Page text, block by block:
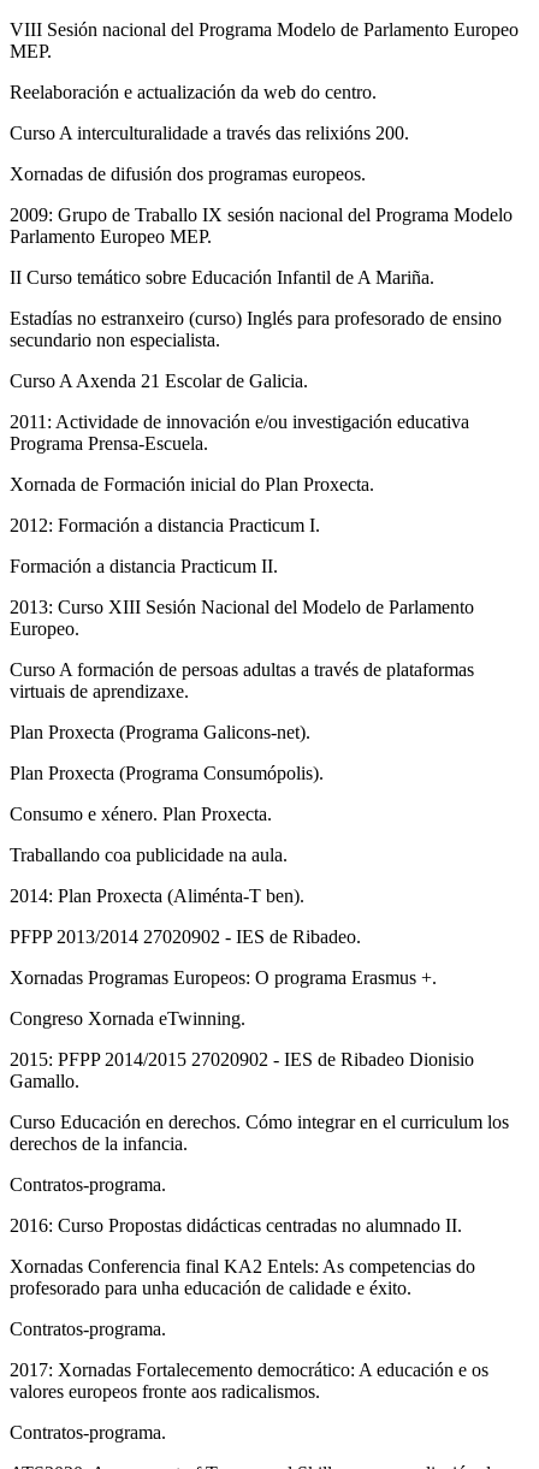
VIII Sesión nacional del Programa Modelo de Parlamento Europeo
MEP.
Reelaboración e actualización da web do centro.
Curso A interculturalidade a través das relixións 200.
Xornadas de difusión dos programas europeos.
2009: Grupo de Traballo IX sesión nacional del Programa Modelo
Parlamento Europeo MEP.
II Curso temático sobre Educación Infantil de A Mariña.
Estadías no estranxeiro (curso) Inglés para profesorado de ensino
secundario non especialista.
Curso A Axenda 21 Escolar de Galicia.
2011: Actividade de innovación e/ou investigación educativa
Programa Prensa-Escuela.
Xornada de Formación inicial do Plan Proxecta.
2012: Formación a distancia Practicum I.
Formación a distancia Practicum II.
2013: Curso XIII Sesión Nacional del Modelo de Parlamento
Europeo.
Curso A formación de persoas adultas a través de plataformas
virtuais de aprendizaxe.
Plan Proxecta (Programa Galicons-net).
Plan Proxecta (Programa Consumópolis).
Consumo e xénero. Plan Proxecta.
Traballando coa publicidade na aula.
2014: Plan Proxecta (Aliménta-T ben).
PFPP 2013/2014 27020902 - IES de Ribadeo.
Xornadas Programas Europeos: O programa Erasmus +.
Congreso Xornada eTwinning.
2015: PFPP 2014/2015 27020902 - IES de Ribadeo Dionisio
Gamallo.
Curso Educación en derechos. Cómo integrar en el curriculum los
derechos de la infancia.
Contratos-programa.
2016: Curso Propostas didácticas centradas no alumnado II.
Xornadas Conferencia final KA2 Entels: As competencias do
profesorado para unha educación de calidade e éxito.
Contratos-programa.
2017: Xornadas Fortalecemento democrático: A educación e os
valores europeos fronte aos radicalismos.
Contratos-programa.